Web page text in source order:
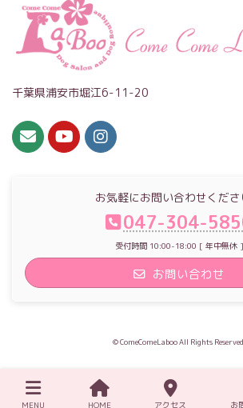
千葉県浦安市堀江6-11-20
お気軽にお問い合わせくださ
047-304-
受付時間 10:00-18:00 [ 年中無休 ]
お問い合わせ
© ComeComeLaboo All Rights
MENU HOME アクセス お